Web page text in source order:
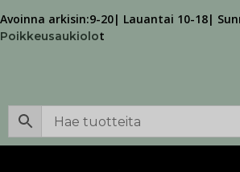
Avoinna arkisin:9-20| Lauantai 10-18|
Poikkeusaukiolot